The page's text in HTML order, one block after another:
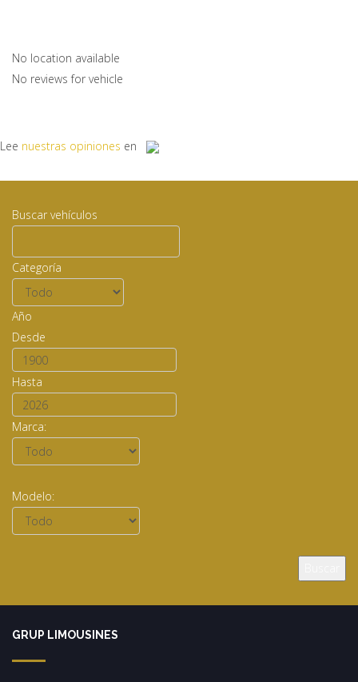
No location available
No reviews for vehicle
Lee nuestras opiniones en
Buscar vehículos
Categoría
Año
Desde
Hasta
Marca:
Modelo:
GRUP LIMOUSINES